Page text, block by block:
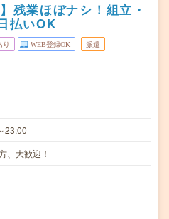
残業ほぼナシ！組立・
払いOK
り WEB登録OK 派遣
23:00
、大歓迎！